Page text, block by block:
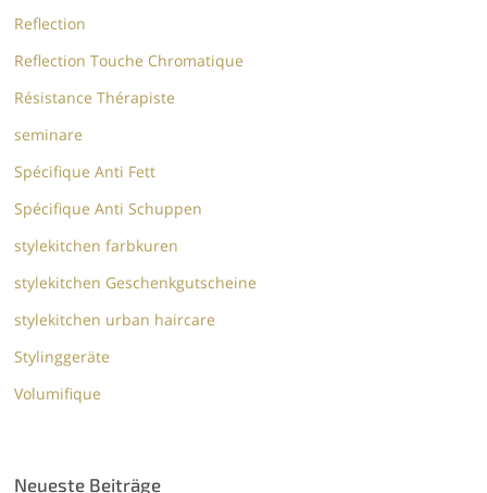
Reflection
Reflection Touche Chromatique
Résistance Thérapiste
seminare
Spécifique Anti Fett
Spécifique Anti Schuppen
stylekitchen farbkuren
stylekitchen Geschenkgutscheine
stylekitchen urban haircare
Stylinggeräte
Volumifique
Neueste Beiträge